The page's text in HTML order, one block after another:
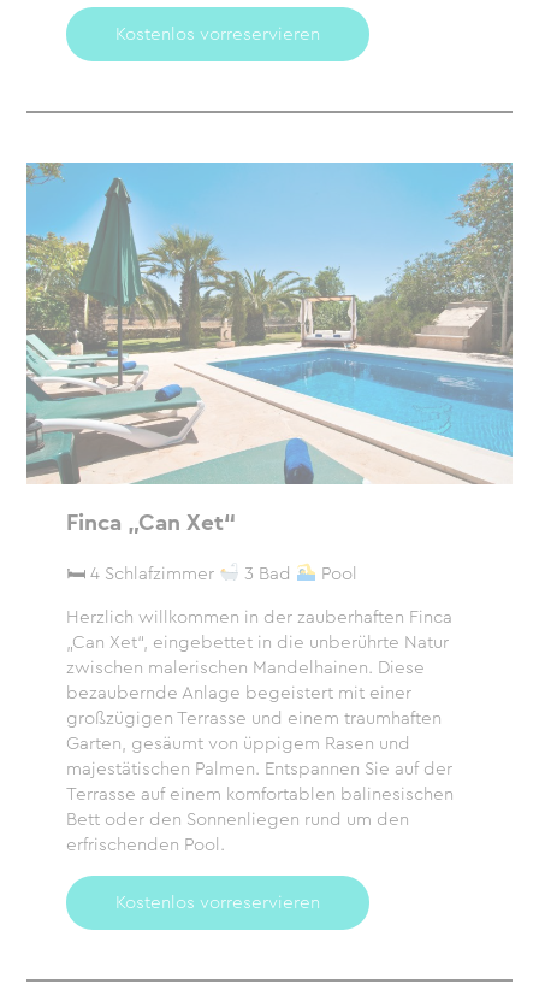
Kostenlos vorreservieren
Finca „Can Xet“
🛏 4 Schlafzimmer 3 Bad
Pool
Herzlich willkommen in der zauberhaften Finca
„Can Xet“, eingebettet in die unberührte Natur
zwischen malerischen Mandelhainen. Diese
bezaubernde Anlage begeistert mit einer
großzügigen Terrasse und einem traumhaften
Garten, gesäumt von üppigem Rasen und
majestätischen Palmen. Entspannen Sie auf der
Terrasse auf einem komfortablen balinesischen
Bett oder den Sonnenliegen rund um den
erfrischenden Pool.
Kostenlos vorreservieren